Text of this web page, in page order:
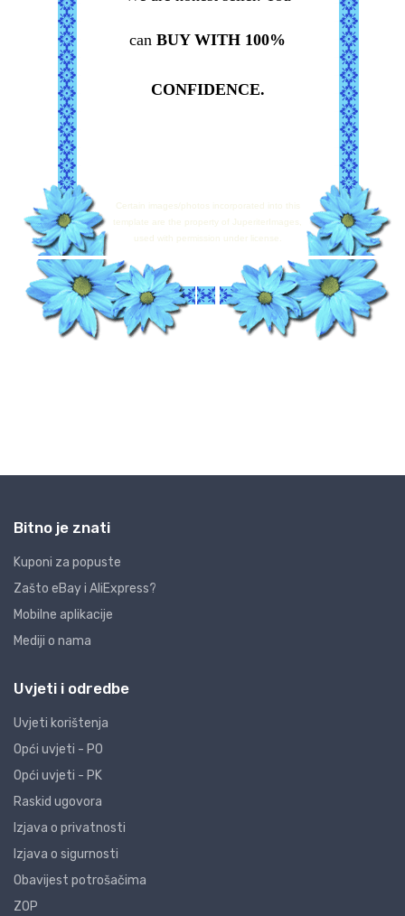
Bitno je znati
Kuponi za popuste
Zašto eBay i AliExpress?
Mobilne aplikacije
Mediji o nama
Uvjeti i odredbe
Uvjeti korištenja
Opći uvjeti - PO
Opći uvjeti - PK
Raskid ugovora
Izjava o privatnosti
Izjava o sigurnosti
Obavijest potrošačima
ZOP